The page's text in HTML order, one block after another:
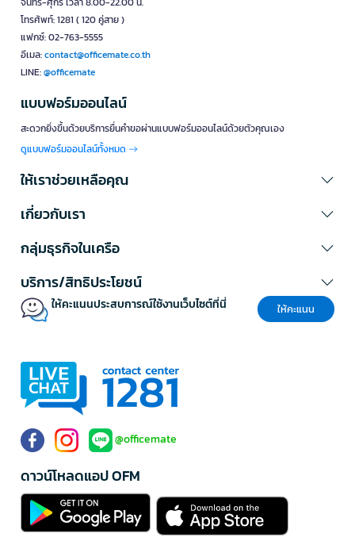
โทรศัพท์: 1281 ( 120 คู่สาย )
แฟกซ์: 02-763-5555
อีเมล:contact@officemate.co.th
LINE:@officemate
แบบฟอร์มออนไลน์
สะดวกยิ่งขึ้นด้วยบริการยื่นคำขอผ่านแบบฟอร์มออนไลน์ด้วยตัวคุณเอง
ดูแบบฟอร์มออนไลน์ทั้งหมด
ให้เราช่วยเหลือคุณ
เกี่ยวกับเรา
กลุ่มธุรกิจในเครือ
บริการ/สิทธิประโยชน์
ให้คะแนนประสบการณ์ใช้งานเว็บไซต์ที่นี่ ให้คะแนน
@officemate
ดาวน์โหลดแอป OFM